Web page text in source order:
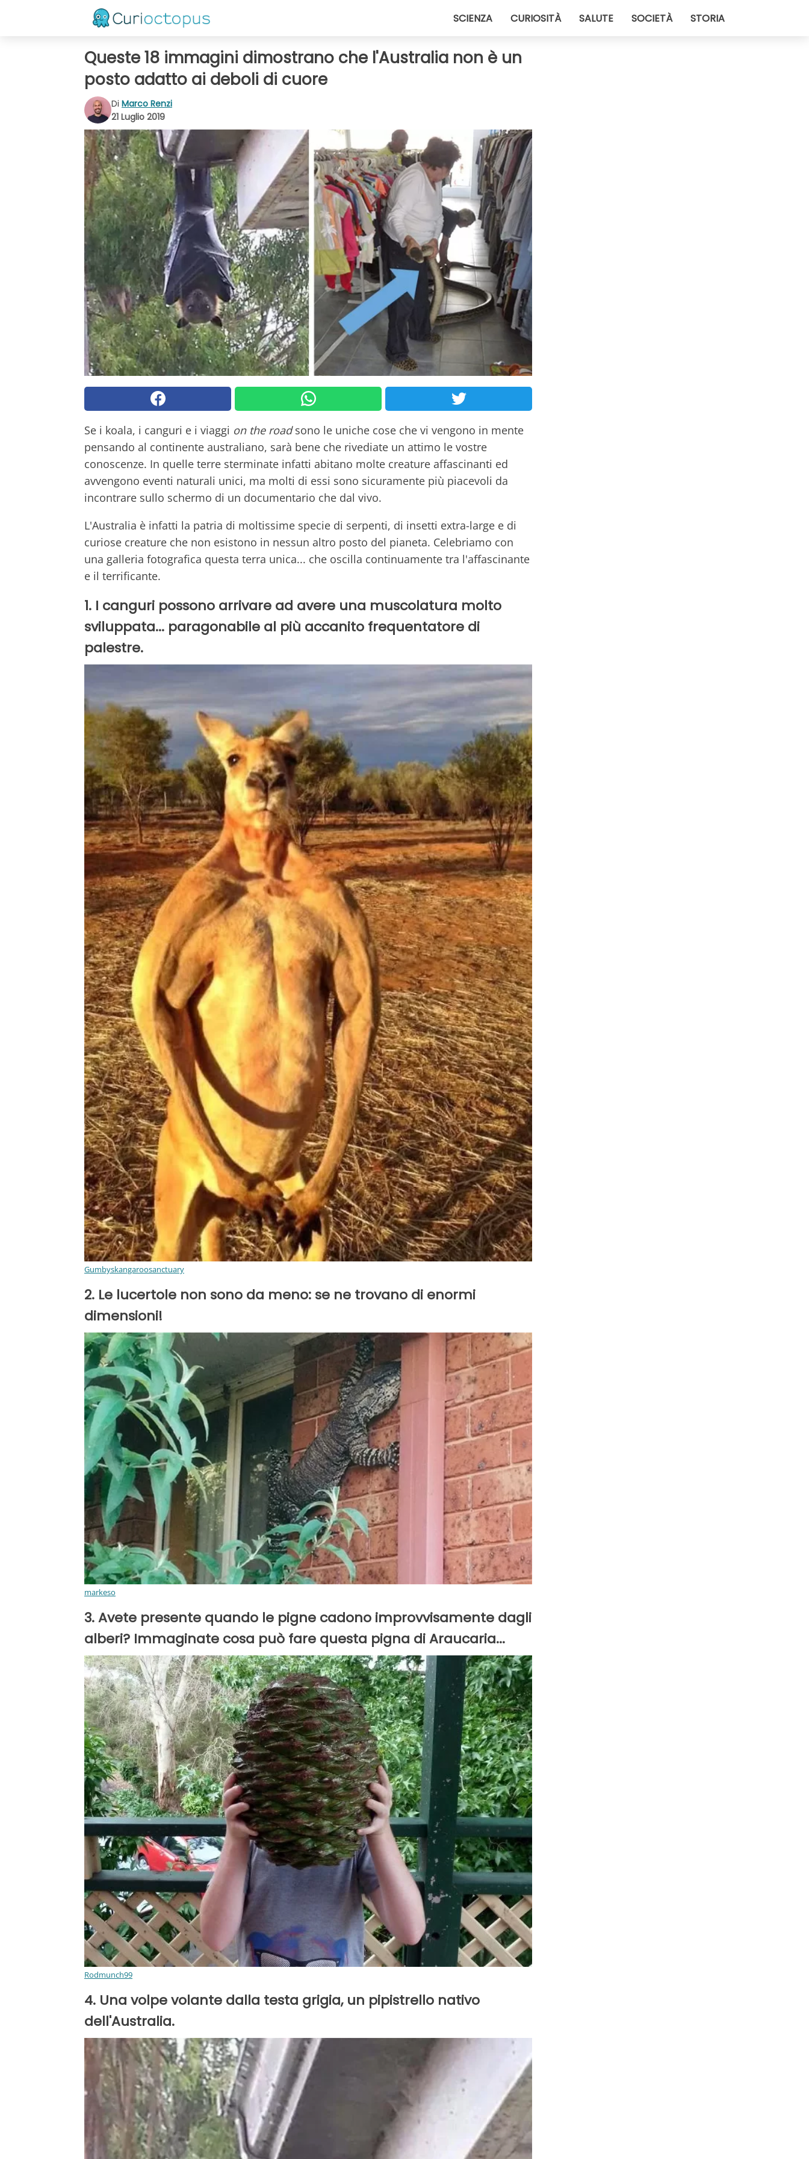
SCIENZA CURIOSITÀ SALUTE SOCIETÀ STORIA
Queste 18 immagini dimostrano che l'Australia non è un
posto adatto ai deboli di cuore
Di Marco Renzi
21 Luglio 2019
Se i koala, i canguri e i viaggi on the roadsono le uniche cose che vi vengono in mente
pensando al continente australiano, sarà bene che rivediate un attimo le vostre
conoscenze. In quelle terre sterminate infatti abitano molte creature affascinanti ed
avvengono eventi naturali unici, ma molti di essi sono sicuramente più piacevoli da
incontrare sullo schermo di un documentario che dal vivo.
L'Australia è infatti la patria di moltissime specie di serpenti, di insetti extra-large e di
curiose creature che non esistono in nessun altro posto del pianeta. Celebriamo con
una galleria fotografica questa terra unica... che oscilla continuamente tra l'affascinante
e il terrificante.
1. I canguri possono arrivare ad avere una muscolatura molto
sviluppata... paragonabile al più accanito frequentatore di
palestre.
Gumbyskangaroosanctuary
2. Le lucertole non sono da meno: se ne trovano di enormi
dimensioni!
markeso
3. Avete presente quando le pigne cadono improvvisamente dagli
alberi? Immaginate cosa può fare questa pigna di Araucaria...
Rodmunch99
4. Una volpe volante dalla testa grigia, un pipistrello nativo
dell'Australia.